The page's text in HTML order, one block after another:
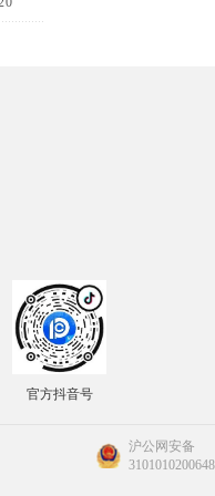
官方抖音号
沪公网安备